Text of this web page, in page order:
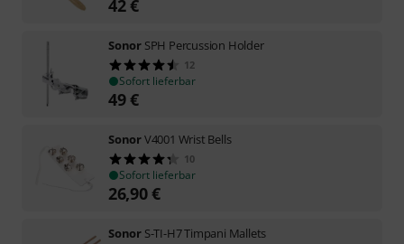
42€
Sonor SPH Percussion Holder
12
Sofort lieferbar
49€
SonorV4001 Wrist Bells
10
Sofort lieferbar
26,90€
Sonor S-TI-H7 Timpani Mallets